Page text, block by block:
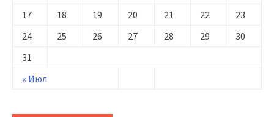
« Июл
17
18 19 20 21 22
23
24
25 26 27 28 29
30
31